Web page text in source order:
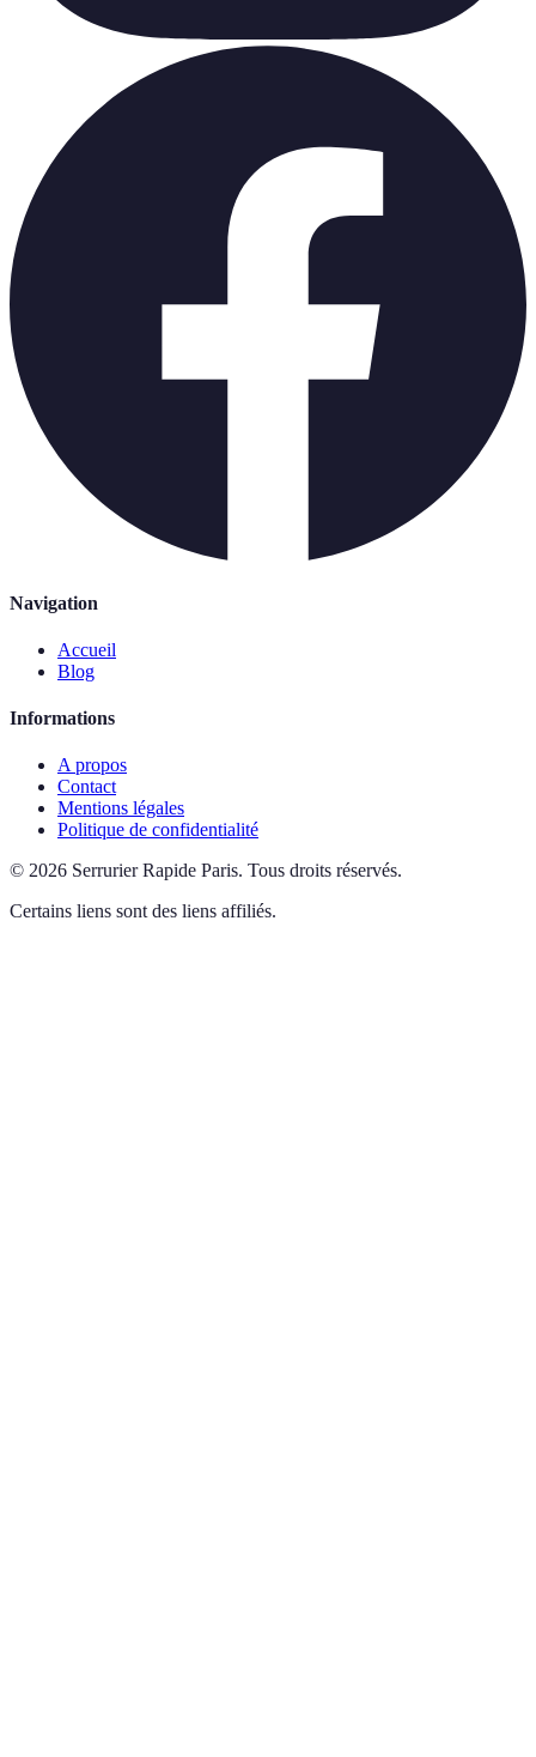
Navigation
Accueil
Blog
Informations
A propos
Contact
Mentions légales
Politique de confidentialité
© 2026 Serrurier Rapide Paris. Tous droits réservés.
Certains liens sont des liens affiliés.